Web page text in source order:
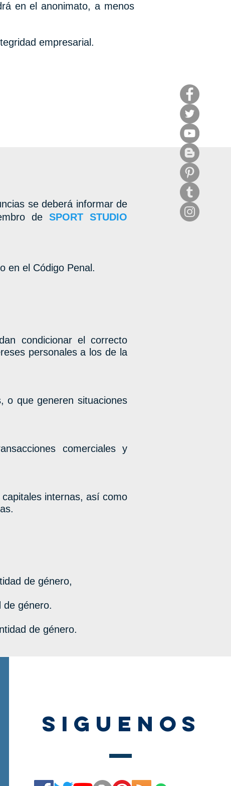
en el anonimato, a menos
empresarial.
se deberá informar de
deSPORT STUDIO
en el Código Penal.
condicionar el correcto
personales a los de la
o que generen situaciones
comerciales y
internas, así como
de género,
de género.
de género.
SIGUENOS